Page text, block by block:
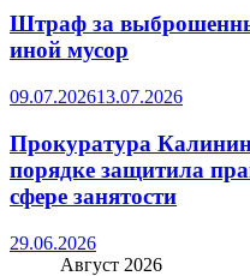
Штраф за
иной мусор
09.07.202613.07.2026
Прокуратура
порядке защитила
сфере занятости
29.06.2026
Август 2026